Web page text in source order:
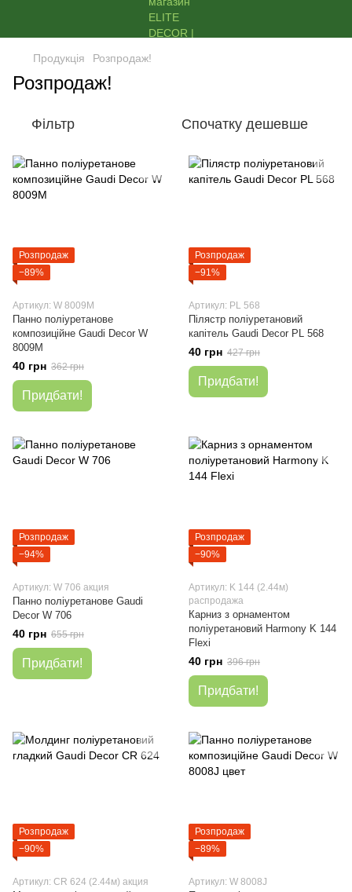
Продукція Розпродаж!
Розпродаж!
Фільтр Спочатку дешевше
Розпродаж
−89%
Артикул: W 8009M
Панно поліуретанове
композиційне Gaudi Decor W
8009M
40 грн 362 грн
Придбати!
Розпродаж
−91%
Артикул: PL 568
Пілястр поліуретановий
капітель Gaudi Decor PL 568
40 грн 427 грн
Придбати!
Розпродаж
−94%
Артикул: W 706 акция
Панно поліуретанове Gaudi
Decor W 706
40 грн 655 грн
Придбати!
Розпродаж
−90%
Артикул: K 144 (2.44м)
распродажа
Карниз з орнаментом
поліуретановий Harmony K 144
Flexi
40 грн 396 грн
Придбати!
Розпродаж
−90%
Артикул: CR 624 (2.44м) акция
Розпродаж
−89%
Артикул: W 8008J